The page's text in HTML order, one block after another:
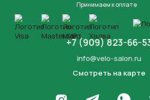
Принимаем к оплате
+7 (909) 823-66-
info@velo-salon.ru
Смотреть на карте